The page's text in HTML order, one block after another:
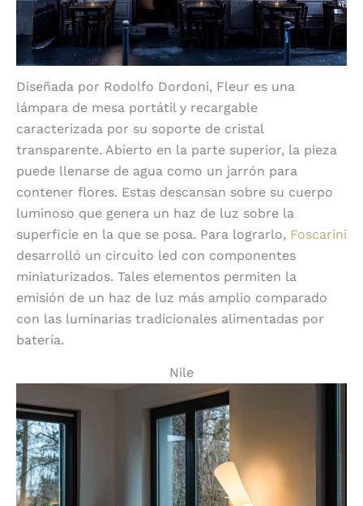
Diseñada por Rodolfo Dordoni, Fleur es una
lámpara de mesa portátil y recargable
caracterizada por su soporte de cristal
transparente. Abierto en la parte superior, la pieza
puede llenarse de agua como un jarrón para
contener flores. Estas descansan sobre su cuerpo
luminoso que genera un haz de luz sobre la
superficie en la que se posa. Para lograrlo, Foscarini
desarrolló un circuito led con componentes
miniaturizados. Tales elementos permiten la
emisión de un haz de luz más amplio comparado
con las luminarias tradicionales alimentadas por
batería.
Nile